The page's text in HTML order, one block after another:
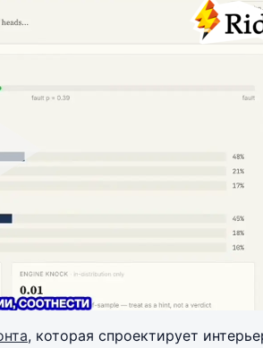
Play
Video
, которая спроектирует